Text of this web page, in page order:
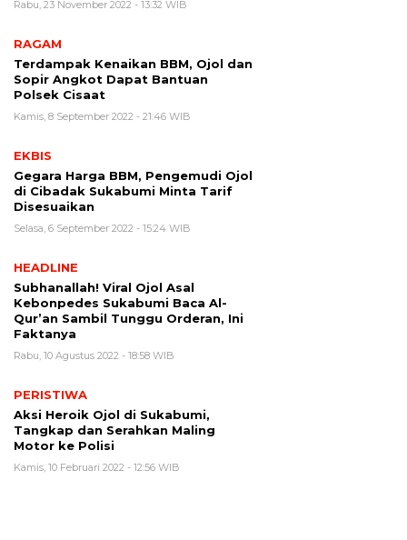
Rabu, 23 November 2022 - 13:32 WIB
RAGAM
Terdampak Kenaikan BBM, Ojol dan
Sopir Angkot Dapat Bantuan
Polsek Cisaat
Kamis, 8 September 2022 - 21:46 WIB
EKBIS
Gegara Harga BBM, Pengemudi Ojol
di Cibadak Sukabumi Minta Tarif
Disesuaikan
Selasa, 6 September 2022 - 15:24 WIB
HEADLINE
Subhanallah! Viral Ojol Asal
Kebonpedes Sukabumi Baca Al-
Qur’an Sambil Tunggu Orderan, Ini
Faktanya
Rabu, 10 Agustus 2022 - 18:58 WIB
PERISTIWA
Aksi Heroik Ojol di Sukabumi,
Tangkap dan Serahkan Maling
Motor ke Polisi
Kamis, 10 Februari 2022 - 12:56 WIB